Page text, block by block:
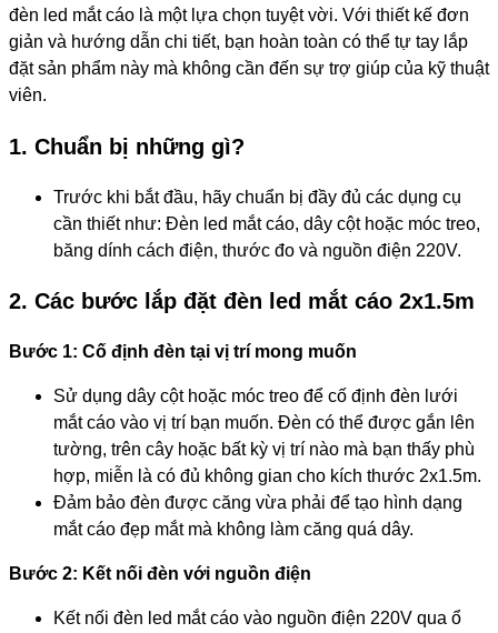
đèn led mắt cáo là một lựa chọn tuyệt vời. Với thiết kế đơn
giản và hướng dẫn chi tiết, bạn hoàn toàn có thể tự tay lắp
đặt sản phẩm này mà không cần đến sự trợ giúp của kỹ thuật
viên.
1. Chuẩn bị những gì?
Trước khi bắt đầu, hãy chuẩn bị đầy đủ các dụng cụ
cần thiết như: Đèn led mắt cáo, dây cột hoặc móc treo,
băng dính cách điện, thước đo và nguồn điện 220V.
2. Các bước lắp đặt đèn led mắt cáo 2x1.5m
Bước 1: Cố định đèn tại vị trí mong muốn
Sử dụng dây cột hoặc móc treo để cố định đèn lưới
mắt cáo vào vị trí bạn muốn. Đèn có thể được gắn lên
tường, trên cây hoặc bất kỳ vị trí nào mà bạn thấy phù
hợp, miễn là có đủ không gian cho kích thước 2x1.5m.
Đảm bảo đèn được căng vừa phải để tạo hình dạng
mắt cáo đẹp mắt mà không làm căng quá dây.
Bước 2: Kết nối đèn với nguồn điện
Kết nối đèn led mắt cáo vào nguồn điện 220V qua ổ